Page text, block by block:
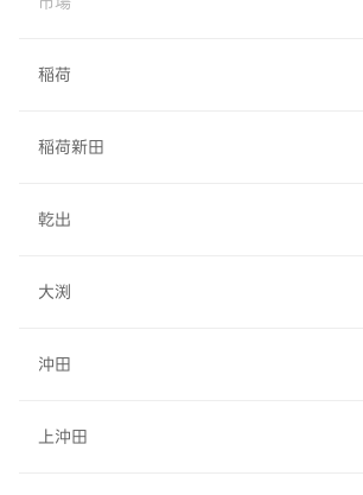
稲荷
稲荷新田
乾出
大渕
沖田
上沖田